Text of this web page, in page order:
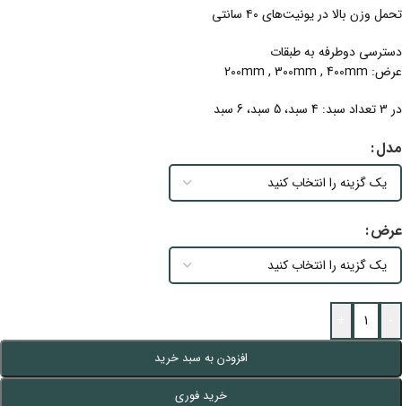
تحمل وزن بالا در یونیت‌های ۴۰ سانتی
دسترسی دوطرفه به طبقات
عرض: 200mm , 300mm , 400mm
در 3 تعداد سبد: 4 سبد، 5 سبد، 6 سبد
مدل
عرض
افزودن به سبد خرید
خرید فوری